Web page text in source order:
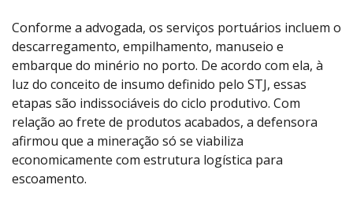
Conforme a advogada, os serviços portuários incluem o
descarregamento, empilhamento, manuseio e
embarque do minério no porto. De acordo com ela, à
luz do conceito de insumo definido pelo STJ, essas
etapas são indissociáveis do ciclo produtivo. Com
relação ao frete de produtos acabados, a defensora
afirmou que a mineração só se viabiliza
economicamente com estrutura logística para
escoamento.